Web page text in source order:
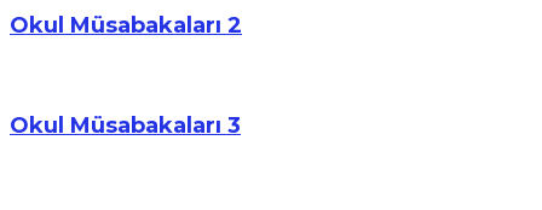
Okul Müsabakaları 2
Okul Müsabakaları 3